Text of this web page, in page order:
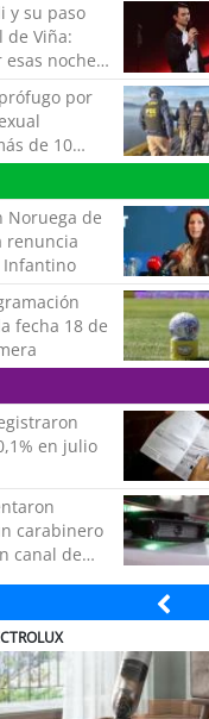
y su paso
de Viña:
noches.
volver con
por
de 10
en la
Noruega de
renuncia
Infantino
fecha 18 de
en julio
carabinero
canal de